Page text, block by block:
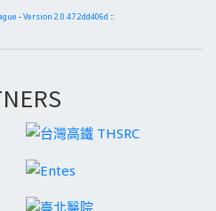
-Version 2.0.47.2dd406d ::